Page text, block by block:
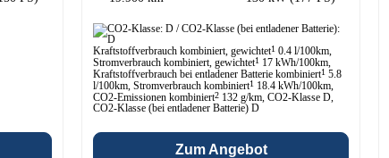
Kraftstoffverbrauch kombiniert, gewichtet1 0.4 l/100km,
Stromverbrauch kombiniert, gewichtet1 17 kWh/100km,
Kraftstoffverbrauch bei entladener Batterie kombiniert1 5.8
l/100km, Stromverbrauch kombiniert1 18.4 kWh/100km,
CO2-Emissionen kombiniert2 132 g/km, CO2-Klasse D,
CO2-Klasse (bei entladener Batterie) D
Zum Angebot